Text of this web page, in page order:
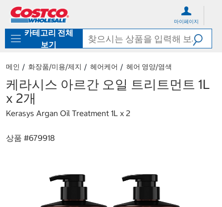
로
기
가
마이페이지
카테고리 전체
보기
메인 화장품/미용/제지 헤어케어 헤어 영양/염색
케라시스 아르간 오일 트리트먼트 1L
x 2개
Kerasys Argan Oil Treatment 1L x 2
상품 #679918